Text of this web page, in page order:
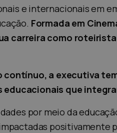
e internacionais em
Formada em
carreira como
contínuo, a executiva
educacionais que
por meio da